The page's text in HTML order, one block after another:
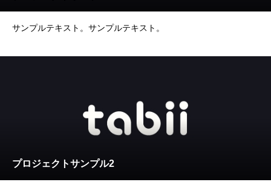
サンプルテキスト。サンプルテキスト。
プロジェクトサンプル2